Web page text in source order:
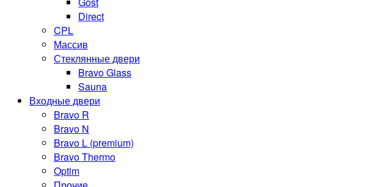
Direct
CPL
Массив
Стеклянные двери
Bravo Glass
Sauna
Входные двери
Bravo R
Bravo N
Bravo L (premium)
Bravo Thermo
Optim